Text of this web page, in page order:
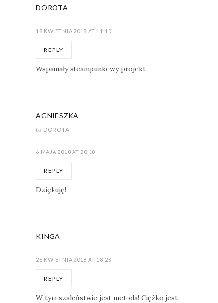
DOROTA
18 KWIETNIA 2018 AT 11:10
REPLY
Wspaniały steampunkowy projekt.
AGNIESZKA
to DOROTA
6 MAJA 2018 AT 20:18
REPLY
Dziękuję!
KINGA
26 KWIETNIA 2018 AT 18:28
REPLY
W tym szaleństwie jest metoda! Ciężko jest